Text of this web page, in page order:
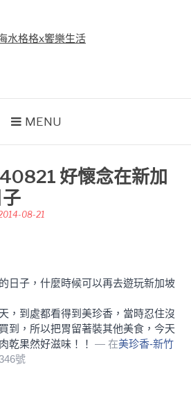
MENU
好懷念在新加
08-21
日子，什麼時候可以再去遊玩新加坡
，到處都看得到美珍香，當時忍住沒
到，所以把胃留著裝其他美食，今天
乾果然好滋味！！ — 在美珍香-新竹
號